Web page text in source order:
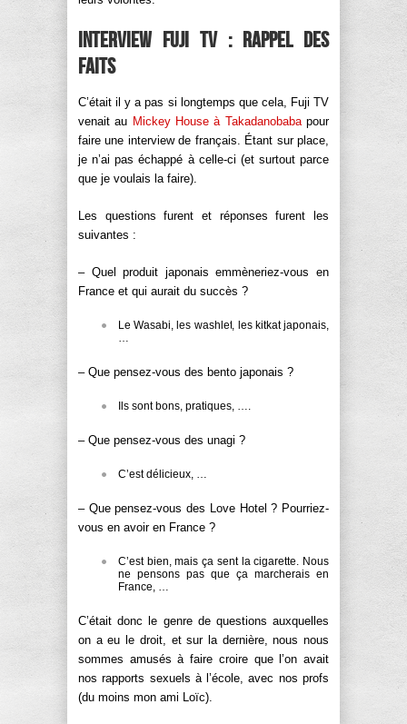
Interview Fuji TV : Rappel des
faits
C’était il y a pas si longtemps que cela, Fuji TV
venait au Mickey House à Takadanobabapour
faire une interview de français. Étant sur place,
je n’ai pas échappé à celle-ci (et surtout parce
que je voulais la faire).
Les questions furent et réponses furent les
suivantes :
– Quel produit japonais emmèneriez-vous en
France et qui aurait du succès ?
Le Wasabi, les washlet, les kitkat japonais,
…
– Que pensez-vous des bento japonais ?
Ils sont bons, pratiques, ….
– Que pensez-vous des unagi ?
C’est délicieux, …
– Que pensez-vous des Love Hotel ? Pourriez-
vous en avoir en France ?
C’est bien, mais ça sent la cigarette. Nous
ne pensons pas que ça marcherais en
France, …
C’était donc le genre de questions auxquelles
on a eu le droit, et sur la dernière, nous nous
sommes amusés à faire croire que l’on avait
nos rapports sexuels à l’école, avec nos profs
(du moins mon ami Loïc).